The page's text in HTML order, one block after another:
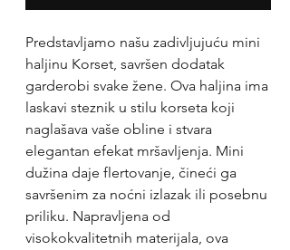
Predstavljamo našu zadivljujuću mini
haljinu Korset, savršen dodatak
garderobi svake žene. Ova haljina ima
laskavi steznik u stilu korseta koji
naglašava vaše obline i stvara
elegantan efekat mršavljenja. Mini
dužina daje flertovanje, čineći ga
savršenim za noćni izlazak ili posebnu
priliku. Napravljena od
visokokvalitetnih materijala, ova